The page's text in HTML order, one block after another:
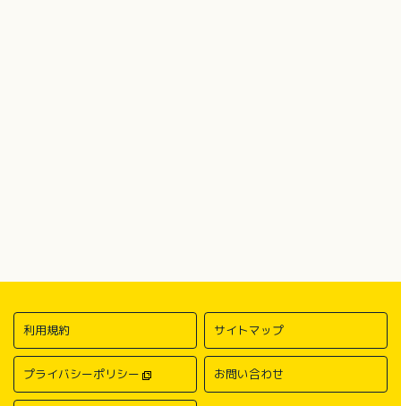
利用規約 サイトマップ
プライバシーポリシー お問い合わせ